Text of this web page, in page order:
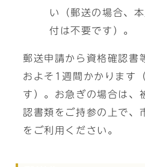
い（郵送の場合、
付は不要です）。
郵送申請から資格確認書
およそ1週間かかります
す）。お急ぎの場合は、
認書類をご持参の上で、
をご利用ください。